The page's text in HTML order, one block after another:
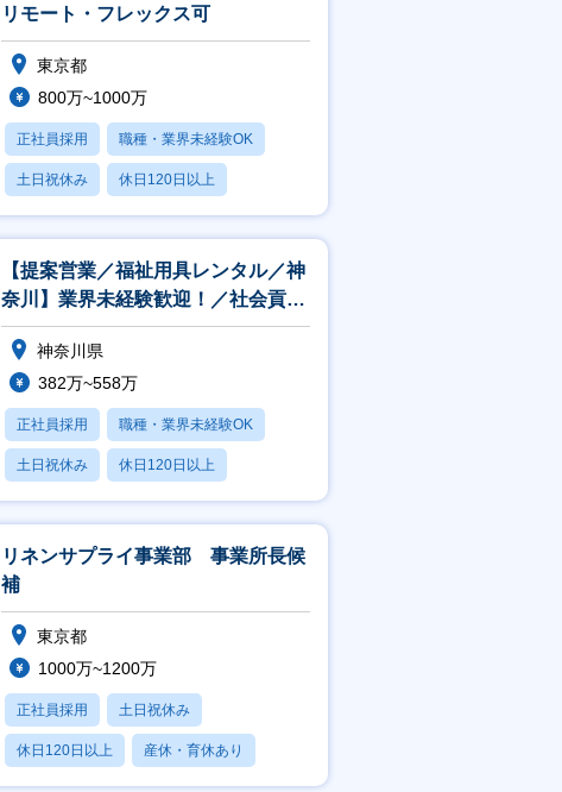
リモート・フレックス可
東京都
800万~1000万
正社員採用 職種・業界未経験OK
土日祝休み 休日120日以上
産休・育休あり
【提案営業／福祉用具レンタル／神
奈川】業界未経験歓迎！／社会貢献
制◎／住宅手当あり／研修制度充実
◎
神奈川県
382万~558万
正社員採用 職種・業界未経験OK
土日祝休み 休日120日以上
産休・育休あり
リネンサプライ事業部 事業所長候
補
東京都
1000万~1200万
正社員採用 土日祝休み
休日120日以上 産休・育休あり